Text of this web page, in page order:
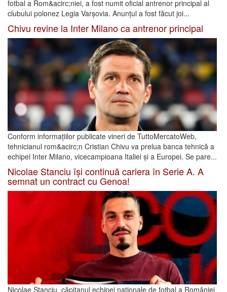
fotbal a Rom&acirc;niei, a fost numit oficial antrenor principal al
clubului polonez Legia Varșovia. Anunțul a fost făcut joi...
Chivu revine la Inter Milano ca antrenor principal
Conform informațiilor publicate vineri de TuttoMercatoWeb,
tehnicianul rom&acirc;n Cristian Chivu va prelua banca tehnică a
echipei Inter Milano, vicecampioana Italiei și a Europei. Se pare...
Nicolae Stanciu își continuă cariera în Serie A. A
semnat un contract cu Genoa!
Nicolae Stanciu, căpitanul echipei naționale de fotbal a României,